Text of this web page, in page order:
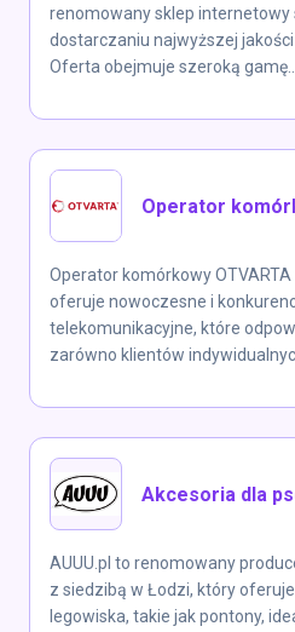
renomowany sklep internetowy
dostarczaniu najwyższej
Oferta obejmuje szeroką gamę...
Operator
Operator komórkowy
oferuje nowoczesne i
telekomunikacyjne, które
zarówno klientów
Akcesoria dla
AUUU.pl to renomowany
z siedzibą w Łodzi, który
legowiska, takie jak pontony,